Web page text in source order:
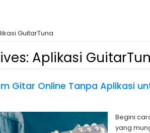
GuitarTuna
Aplikasi
Gitar Online Tanpa Aplikasi
Begini
yang